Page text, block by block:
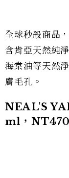
全球秒殺商品
含肯亞天然純
海棠油等天然
膚毛孔。
NEAL'S
ml，NT470